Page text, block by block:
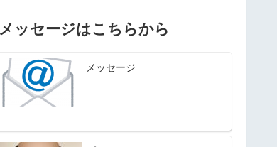
メッセージはこちらから
メッセージ